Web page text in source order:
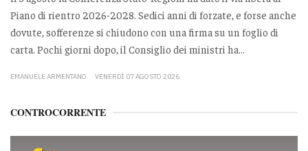
Piano di rientro 2026-2028. Sedici anni di forzate, e forse anche
dovute, sofferenze si chiudono con una firma su un foglio di
carta. Pochi giorni dopo, il Consiglio dei ministri ha...
EMANUELE ARMENTANO VENERDÌ 07 AGOSTO 2026
CONTROCORRENTE